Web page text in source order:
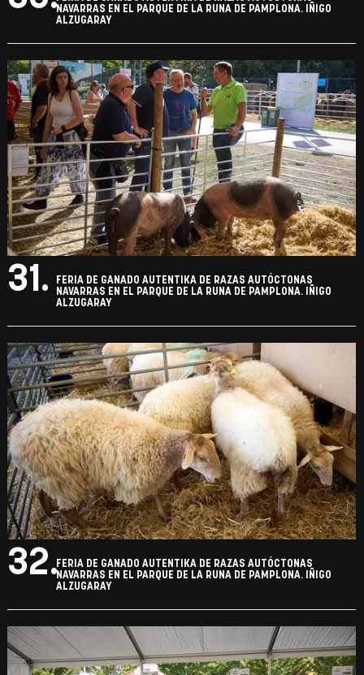
NAVARRAS EN EL PARQUE DE LA RUNA DE PAMPLONA. IÑIGO
ALZUGARAY
31.
FERIA DE GANADO AUTENTIKA DE RAZAS AUTÓCTONAS
NAVARRAS EN EL PARQUE DE LA RUNA DE PAMPLONA. IÑIGO
ALZUGARAY
32.FERIA DE GANADO AUTENTIKA DE RAZAS AUTÓCTONAS
NAVARRAS EN EL PARQUE DE LA RUNA DE PAMPLONA. IÑIGO
ALZUGARAY